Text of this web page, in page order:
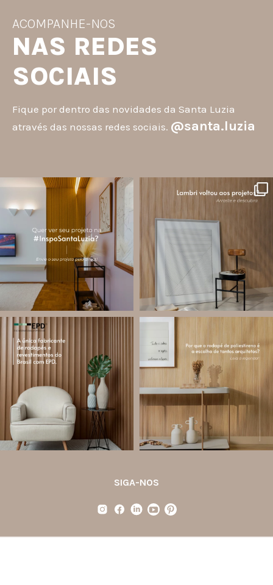
ACOMPANHE-NOS
NAS REDES
SOCIAIS
Fique por dentro das novidades da Santa Luzia
através das nossas redes sociais. @santa.luzia
santa.luzia
A #InspoSantaLuzia é um espaço
criado para divulgar projetos que
utilizam produtos Santa Luzia e
valorizar o trabalho de arquitetos,
designers de...
Jul 28
13 0
O lambri é um revestimento versátil
painéis decorativos e diversas
composições para valorizar o
ambiente!
Jul 27
87 8
Você sabe o que é EPD?
A Declaração Ambiental de Produto
(Environmental Product Declaration) é
um documento internacional que
Jul 21
35 1
Os rodapés de poliestireno
conquistaram espaço na arquitetura
porque unem estética, praticidade e
desempenho em um único produto.
Diferente
SIGA-NOS